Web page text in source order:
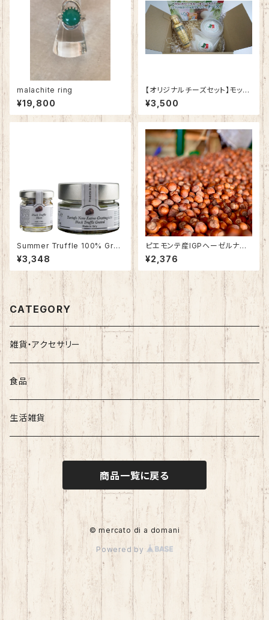
malachite ring
¥19,800
【オリジナルチーズセット】モッツ
ァレラと燻製モッツァレラとオリ
ーブオイル
¥3,500
Summer Truffle 100% Grat
ed（サマートリュフ刻みトリュフ
オイル漬け）30g
¥3,348
ピエモンテ産IGPヘーゼルナッ
ツローストホール塩付 200g
ケース
¥2,376
CATEGORY
雑貨・アクセサリー
食品
生活雑貨
商品一覧に戻る
© mercato di a domani
Powered by